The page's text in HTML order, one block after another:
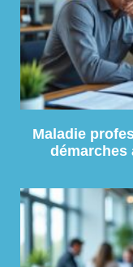
Maladie
démarches